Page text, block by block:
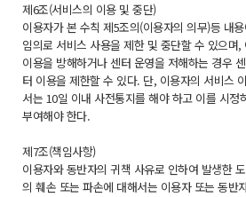
제6조(서비스의 이용 및 중단)
이용자가 본 수칙 제5조의(이용자의 의무)등 내
임의로 서비스 사용을 제한 및 중단할 수 있으며
이용을 방해하거나 센터 운영을 저해하는 경우
터 이용을 제한할 수 있다. 단, 이용자의 서비스
서는 10일 이내 사전통지를 해야 하고 이를 시정
부여해야 한다.
제7조(책임사항)
이용자와 동반자의 귀책 사유로 인하여 발생한
의 훼손 또는 파손에 대해서는 이용자 또는 동반